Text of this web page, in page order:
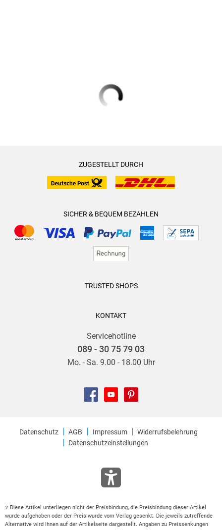
ZUGESTELLT DURCH
SICHER & BEQUEM BEZAHLEN
TRUSTED SHOPS
KONTAKT
Servicehotline
089 - 30 75 79 03
Mo. - Sa. 9.00 - 18.00 Uhr
Datenschutz AGB Impressum
Widerrufsbelehrung
Datenschutzeinstellungen
2 Diese Artikel unterliegen nicht der Preisbindung, die Preisbindung dieser Artikel
wurde aufgehoben oder der Preis wurde vom Verlag gesenkt. Die jeweils zutreffende
Alternative wird Ihnen auf der Artikelseite dargestellt. Angaben zu Preissenkungen